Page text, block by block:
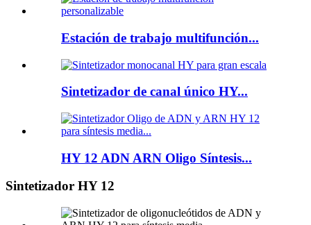
Estación de trabajo multifunción...
Sintetizador de canal único HY...
HY 12 ADN ARN Oligo Síntesis...
Sintetizador HY 12